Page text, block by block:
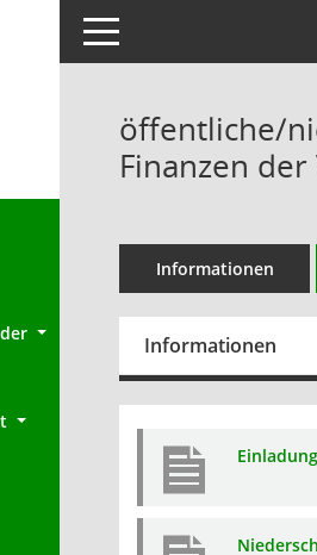
Toggle navigation
öffentliche/
Finanzen der
Informationen
Informationen
Einladung